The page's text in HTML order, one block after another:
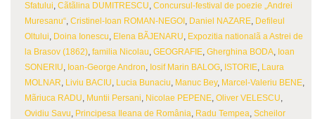
Sfatului, Cãtãlina DUMITRESCU, Concursul-festival de poezie „Andrei
Muresanu“, Cristinel-Ioan ROMAN-NEGOI , Daniel NAZARE, Defileul
Oltului, Doina Ionescu, Elena BÃJENARU, Expozitia nationalã a Astrei de
la Brasov (1862), familia Nicolau, GEOGRAFIE, Gherghina BODA, Ioan
SONERIU, Ioan-George Andron, Iosif Marin BALOG, ISTORIE, Laura
MOLNAR, Liviu BACIU, Lucia Bunaciu, Manuc Bey, Marcel-Valeriu BENE,
Mãriuca RADU, Muntii Persani, Nicolae PEPENE, Oliver VELESCU,
Ovidiu Savu, Principesa Ileana de România, Radu Tempea, Scheilor